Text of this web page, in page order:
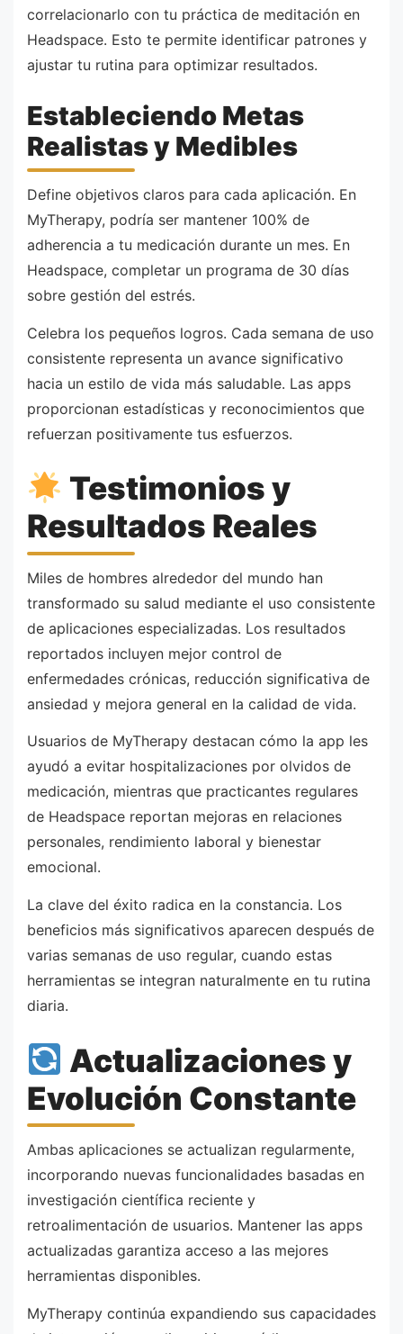
correlacionarlo con tu práctica de meditación en
Headspace. Esto te permite identificar patrones y
ajustar tu rutina para optimizar resultados.
Estableciendo Metas
Realistas y Medibles
Define objetivos claros para cada aplicación. En
MyTherapy, podría ser mantener 100% de
adherencia a tu medicación durante un mes. En
Headspace, completar un programa de 30 días
sobre gestión del estrés.
Celebra los pequeños logros. Cada semana de uso
consistente representa un avance significativo
hacia un estilo de vida más saludable. Las apps
proporcionan estadísticas y reconocimientos que
refuerzan positivamente tus esfuerzos.
Testimonios y
Resultados Reales
Miles de hombres alrededor del mundo han
transformado su salud mediante el uso consistente
de aplicaciones especializadas. Los resultados
reportados incluyen mejor control de
enfermedades crónicas, reducción significativa de
ansiedad y mejora general en la calidad de vida.
Usuarios de MyTherapy destacan cómo la app les
ayudó a evitar hospitalizaciones por olvidos de
medicación, mientras que practicantes regulares
de Headspace reportan mejoras en relaciones
personales, rendimiento laboral y bienestar
emocional.
La clave del éxito radica en la constancia. Los
beneficios más significativos aparecen después de
varias semanas de uso regular, cuando estas
herramientas se integran naturalmente en tu rutina
diaria.
Actualizaciones y
Evolución Constante
Ambas aplicaciones se actualizan regularmente,
incorporando nuevas funcionalidades basadas en
investigación científica reciente y
retroalimentación de usuarios. Mantener las apps
actualizadas garantiza acceso a las mejores
herramientas disponibles.
MyTherapy continúa expandiendo sus capacidades